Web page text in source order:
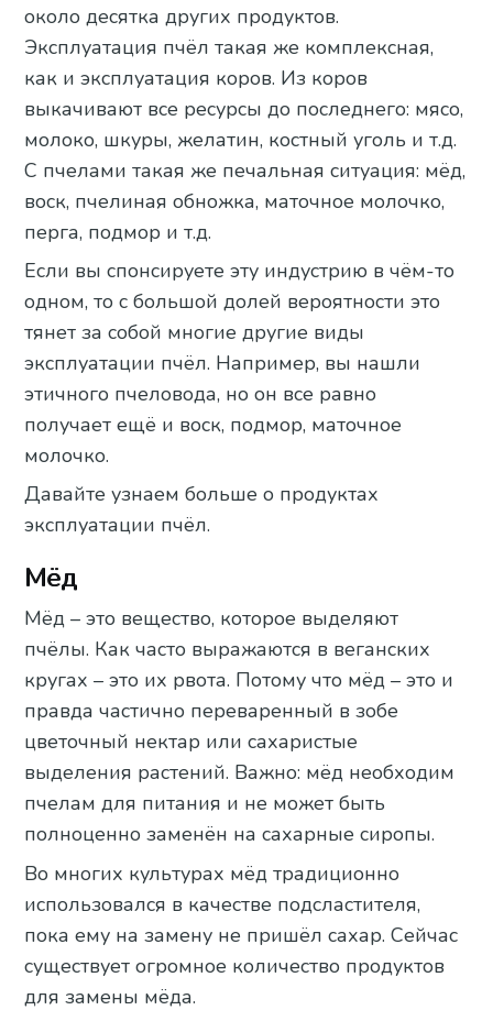
около десятка других продуктов.
Эксплуатация пчёл такая же комплексная,
как и эксплуатация коров. Из коров
выкачивают все ресурсы до последнего: мясо,
молоко, шкуры, желатин, костный уголь и т.д.
С пчелами такая же печальная ситуация: мёд,
воск, пчелиная обножка, маточное молочко,
перга, подмор и т.д.
Если вы спонсируете эту индустрию в чём-то
одном, то с большой долей вероятности это
тянет за собой многие другие виды
эксплуатации пчёл. Например, вы нашли
этичного пчеловода, но он все равно
получает ещё и воск, подмор, маточное
молочко.
Давайте узнаем больше о продуктах
эксплуатации пчёл.
Мёд
Мёд – это вещество, которое выделяют
пчёлы. Как часто выражаются в веганских
кругах – это их рвота. Потому что мёд – это и
правда частично переваренный в зобе
цветочный нектар или сахаристые
выделения растений. Важно: мёд необходим
пчелам для питания и не может быть
полноценно заменён на сахарные сиропы.
Во многих культурах мёд традиционно
использовался в качестве подсластителя,
пока ему на замену не пришёл сахар. Сейчас
существует огромное количество продуктов
для замены мёда.